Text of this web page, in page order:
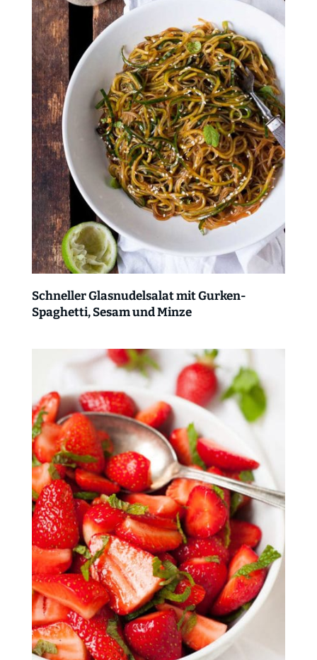
Schneller Glasnudelsalat mit Gurken-
Spaghetti, Sesam und Minze